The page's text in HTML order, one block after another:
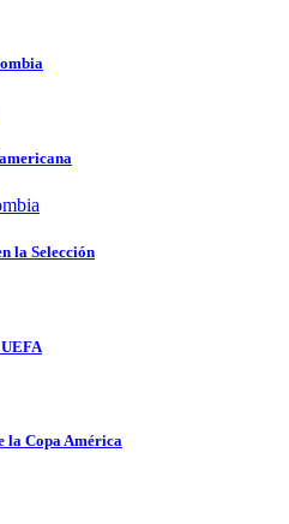
la Selección
la Copa América